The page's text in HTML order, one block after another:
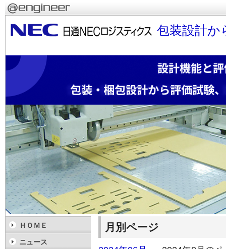
包装設計か
月別ページ
ＨＯＭＥ
ニュース